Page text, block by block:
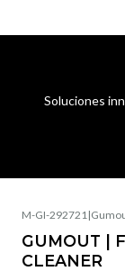
Soluciones
M-GI-292721 |
GUMOUT |
CLEANER